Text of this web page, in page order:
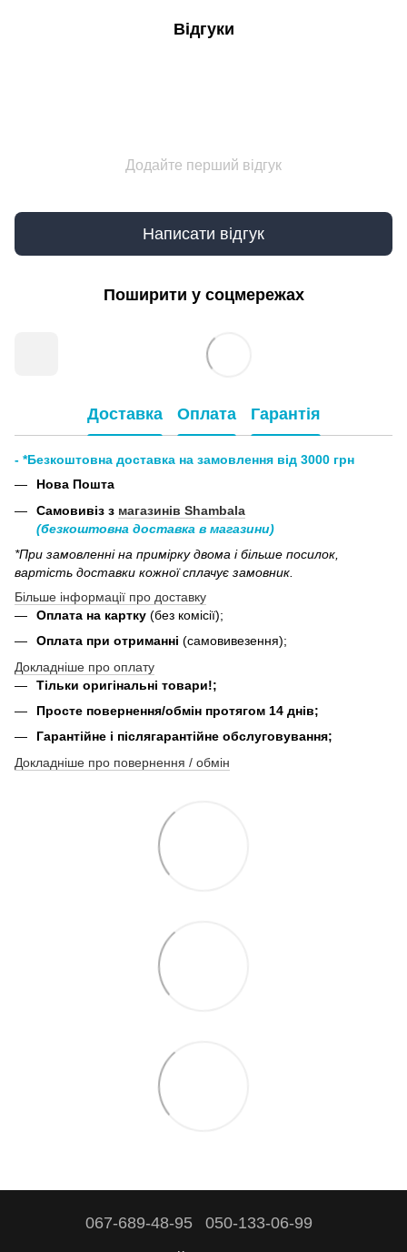
Відгуки
Додайте перший відгук
Написати відгук
Поширити у соцмережах
Доставка Оплата Гарантія
- *Безкоштовна доставка на замовлення від 3000 грн
Нова Пошта
Самовивіз з магазинів Shambala
(безкоштовна доставка в магазини)
*При замовленні на примірку двома і більше посилок,
вартість доставки кожної сплачує замовник.
Більше інформації про доставку
Оплата на картку (без комісії);
Оплата при отриманні (самовивезення);
Докладніше про оплату
Тільки оригінальні товари!;
Просте повернення/обмін протягом 14 днів;
Гарантійне і післягарантійне обслуговування;
Докладніше про повернення / обмін
067-689-48-95 050-133-06-99